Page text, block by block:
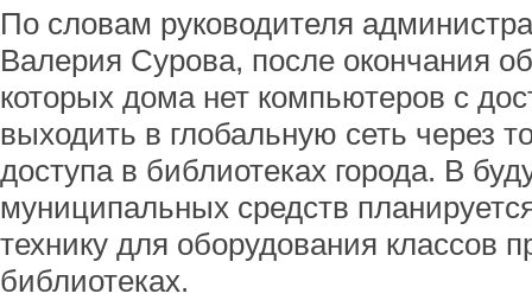
По словам руководителя
Валерия Сурова, после окончания
которых дома нет компьютеров с
выходить в глобальную сеть через
доступа в библиотеках города. В
муниципальных средств
технику для оборудования классов
библиотеках.